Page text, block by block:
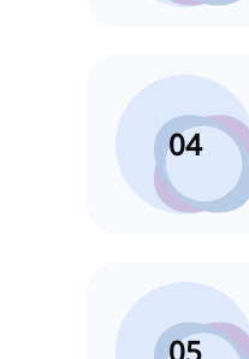
04